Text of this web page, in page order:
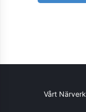
Vårt Närverk